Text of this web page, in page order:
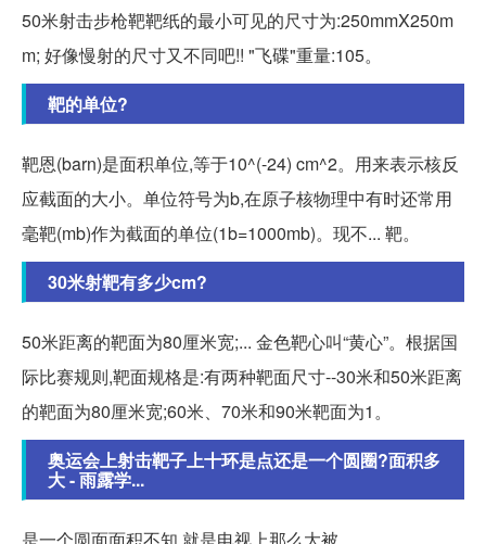
50米射击步枪靶靶纸的最小可见的尺寸为:250mmX250m
m; 好像慢射的尺寸又不同吧!! "飞碟"重量:105。
靶的单位?
靶恩(barn)是面积单位,等于10^(-24) cm^2。用来表示核反
应截面的大小。单位符号为b,在原子核物理中有时还常用
毫靶(mb)作为截面的单位(1b=1000mb)。现不... 靶。
30米射靶有多少cm?
50米距离的靶面为80厘米宽;... 金色靶心叫“黄心”。根据国
际比赛规则,靶面规格是:有两种靶面尺寸--30米和50米距离
的靶面为80厘米宽;60米、70米和90米靶面为1。
奥运会上射击靶子上十环是点还是一个圆圈?面积多
大 - 雨露学...
是一个圆面面积不知 就是电视上那么大被